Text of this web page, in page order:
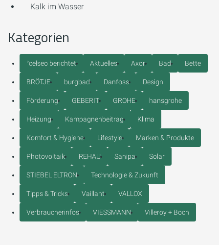
Kalk im Wasser
Kategorien
°celseo berichtet Aktuelles Axor Bad Bette
BRÖTJE burgbad Danfoss Design
Förderung GEBERIT GROHE hansgrohe
Heizung Kampagnenbeitrag Klima
Komfort & Hygiene Lifestyle Marken & Produkte
Photovoltaik REHAU Sanipa Solar
STIEBEL ELTRON Technologie & Zukunft
Tipps & Tricks Vaillant VALLOX
Verbraucherinfos VIESSMANN Villeroy + Boch